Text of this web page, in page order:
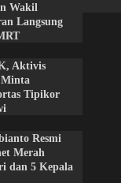
Wakil
Langsung
Aktivis
Minta
Tipikor
Resmi
Merah
dan 5 Kepala